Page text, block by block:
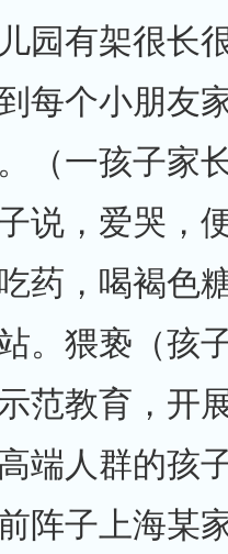
园有架很长
每个小朋友
（一孩子家
说，爱哭，
药，喝褐色
。猥亵（孩
范教育，开
端人群的孩
阵子上海某